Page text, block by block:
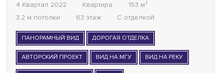
ГОТОВНОСТЬ ДОМА
ФОНД
Все варианты
4 Квартал 2022 Квартира
153 м²
3.2 м потолки
63 этаж С отделкой
ПАНОРАМНЫЙ ВИД ДОРОГАЯ ОТДЕЛКА
АВТОРСКИЙ ПРОЕКТ ВИД НА МГУ ВИД НА РЕКУ